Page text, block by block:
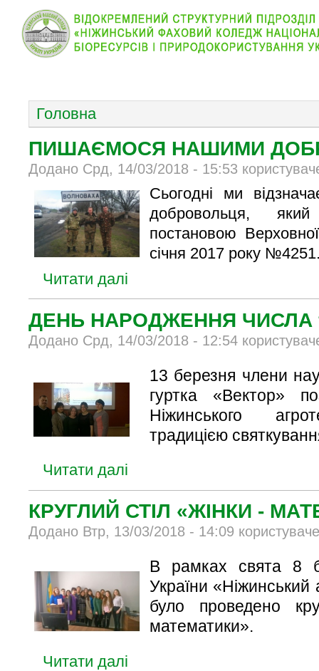
Головна
ПИШАЄМОСЯ НАШИМИ
Додано Срд, 14/03/2018 - 15:53
Сьогодні ми
добровольця,
постановою
січня 2017 року
Читати далі
ДЕНЬ НАРОДЖЕННЯ ЧИСЛА
Додано Срд, 14/03/2018 - 12:54
13 березня члени
гуртка «Вектор»
Ніжинського
традицією
Читати далі
КРУГЛИЙ СТІЛ «ЖІНКИ -
Додано Втр, 13/03/2018 - 14:09
В рамках свята 8
України «Ніжинський
було проведено
математики».​ ​
Читати далі